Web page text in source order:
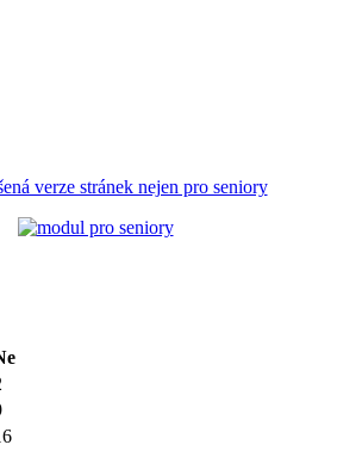
verze stránek nejen pro seniory